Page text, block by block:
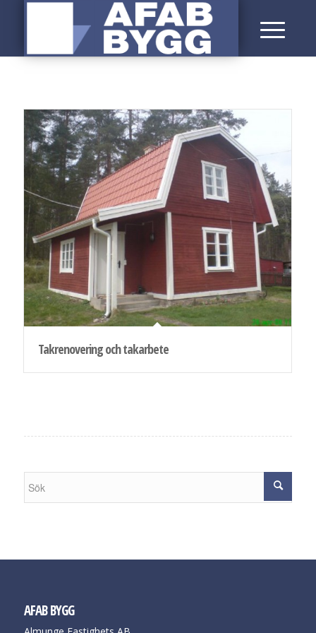
Takrenovering och takarbete
AFAB BYGG